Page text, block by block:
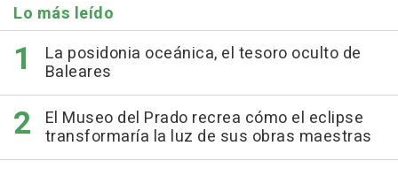
Lo más leído
La posidonia oceánica, el tesoro oculto de
Baleares
El Museo del Prado recrea cómo el eclipse
transformaría la luz de sus obras maestras